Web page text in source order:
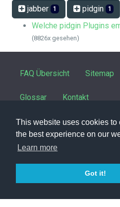
This website uses cookies to
the best experience on our
Learn more
Got it!
jabber 1 pidgin 1
Welche pidgin Plugins
(8826x gesehen)
FAQ Übersicht Sitemap
Glossar Kontakt
Datenschutzerklärung